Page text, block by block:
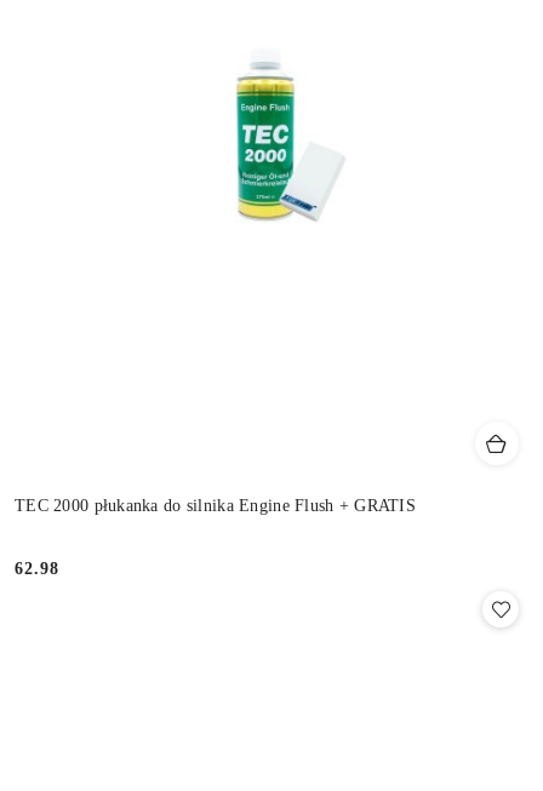
TEC 2000 płukanka do silnika Engine Flush + GRATIS
Cena:
62.98